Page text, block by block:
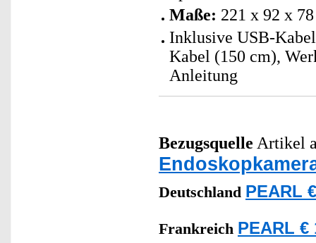
Maße: 221 x 92 x
Inklusive USB-
Kabel (150 cm),
Anleitung
Bezugsquelle Artikel
Deutschland PEARL
Frankreich PEARL €